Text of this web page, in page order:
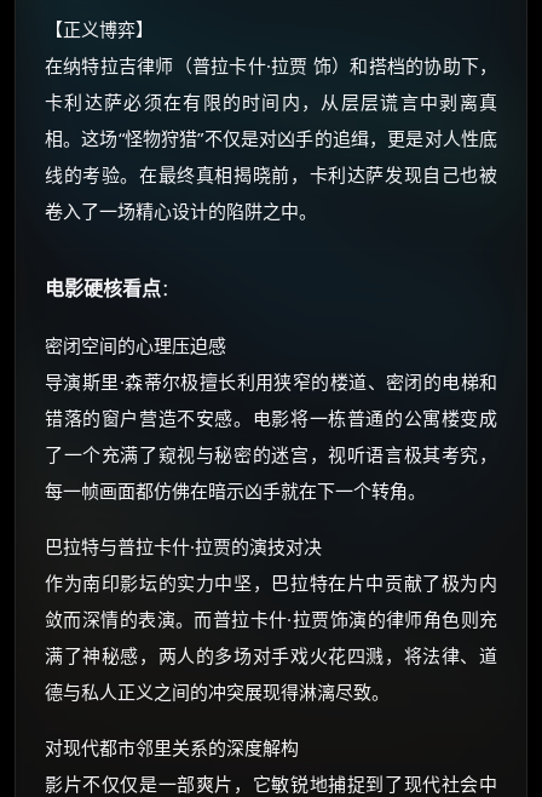
【正义博弈】
在纳特拉吉律师（普拉卡什·拉贾 饰）和搭档的协助下，
卡利达萨必须在有限的时间内，从层层谎言中剥离真
相。这场“怪物狩猎”不仅是对凶手的追缉，更是对人性底
线的考验。在最终真相揭晓前，卡利达萨发现自己也被
卷入了一场精心设计的陷阱之中。
电影硬核看点：
密闭空间的心理压迫感
导演斯里·森蒂尔极擅长利用狭窄的楼道、密闭的电梯和
错落的窗户营造不安感。电影将一栋普通的公寓楼变成
了一个充满了窥视与秘密的迷宫，视听语言极其考究，
每一帧画面都仿佛在暗示凶手就在下一个转角。
巴拉特与普拉卡什·拉贾的演技对决
作为南印影坛的实力中坚，巴拉特在片中贡献了极为内
敛而深情的表演。而普拉卡什·拉贾饰演的律师角色则充
满了神秘感，两人的多场对手戏火花四溅，将法律、道
德与私人正义之间的冲突展现得淋漓尽致。
对现代都市邻里关系的深度解构
影片不仅仅是一部爽片，它敏锐地捕捉到了现代社会中